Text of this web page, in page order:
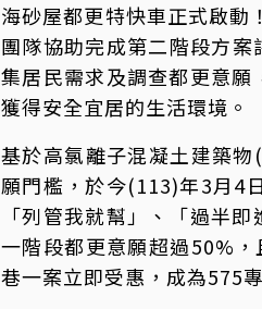
海砂屋都更特快車正式啟
團隊協助完成第二階段方
集居民需求及調查都更意
獲得安全宜居的生活環境。
基於高氯離子混凝土建築
願門檻，於今(113)年3月4
「列管我就幫」、「過半
一階段都更意願超過50%
巷一案立即受惠，成為575